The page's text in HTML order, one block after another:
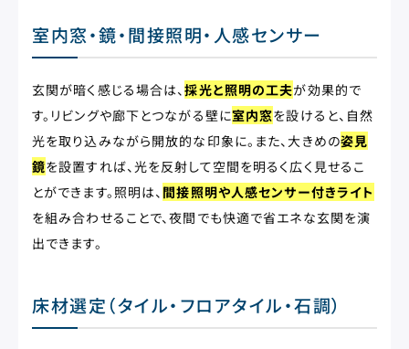
室内窓・鏡・間接照明・人感センサー
玄関が暗く感じる場合は、採光と照明の工夫が効果的で
す。リビングや廊下とつながる壁に室内窓を設けると、自然
光を取り込みながら開放的な印象に。また、大きめの姿見
鏡を設置すれば、光を反射して空間を明るく広く見せるこ
とができます。照明は、 間接照明や人感センサー付きライト
を組み合わせることで、夜間でも快適で省エネな玄関を演
出できます。
床材選定（タイル・フロアタイル・石調）